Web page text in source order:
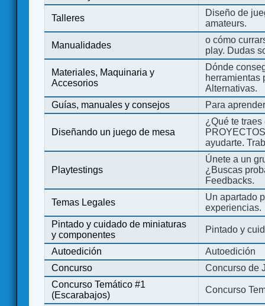
Talleres
Diseño de
amateurs.
Manualidades
o cómo
play. Dudas
Materiales, Maquinaria y
Accesorios
Dónde
herramientas
Alternativas.
Guías, manuales y consejos
Para
Diseñando un juego de mesa
¿Qué te
ayudarte.
Playtestings
Únete a un
¿Buscas
Feedbacks.
Temas Legales
Un apartado
experiencias.
Pintado y cuidado de miniaturas
y componentes
Pintado y
Autoedición
Autoedición
Concurso
Concurso de
Concurso Temático #1
(Escarabajos)
Concurso